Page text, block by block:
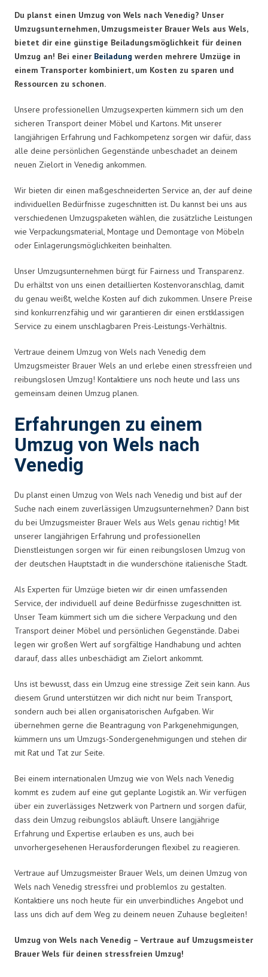
Du planst einen Umzug von Wels nach Venedig? Unser
Umzugsunternehmen, Umzugsmeister Brauer Wels aus Wels,
bietet dir eine günstige Beiladungsmöglichkeit für deinen
Umzug an! Bei einer Beiladung werden mehrere Umzüge in
einem Transporter kombiniert, um Kosten zu sparen und
Ressourcen zu schonen.
Unsere professionellen Umzugsexperten kümmern sich um den
sicheren Transport deiner Möbel und Kartons. Mit unserer
langjährigen Erfahrung und Fachkompetenz sorgen wir dafür, dass
alle deine persönlichen Gegenstände unbeschadet an deinem
neuen Zielort in Venedig ankommen.
Wir bieten dir einen maßgeschneiderten Service an, der auf deine
individuellen Bedürfnisse zugeschnitten ist. Du kannst bei uns aus
verschiedenen Umzugspaketen wählen, die zusätzliche Leistungen
wie Verpackungsmaterial, Montage und Demontage von Möbeln
oder Einlagerungsmöglichkeiten beinhalten.
Unser Umzugsunternehmen bürgt für Fairness und Transparenz.
Du erhältst von uns einen detaillierten Kostenvoranschlag, damit
du genau weißt, welche Kosten auf dich zukommen. Unsere Preise
sind konkurrenzfähig und wir garantieren dir einen erstklassigen
Service zu einem unschlagbaren Preis-Leistungs-Verhältnis.
Vertraue deinem Umzug von Wels nach Venedig dem
Umzugsmeister Brauer Wels an und erlebe einen stressfreien und
reibungslosen Umzug! Kontaktiere uns noch heute und lass uns
gemeinsam deinen Umzug planen.
Erfahrungen zu einem
Umzug von Wels nach
Venedig
Du planst einen Umzug von Wels nach Venedig und bist auf der
Suche nach einem zuverlässigen Umzugsunternehmen? Dann bist
du bei Umzugsmeister Brauer Wels aus Wels genau richtig! Mit
unserer langjährigen Erfahrung und professionellen
Dienstleistungen sorgen wir für einen reibungslosen Umzug von
der deutschen Hauptstadt in die wunderschöne italienische Stadt.
Als Experten für Umzüge bieten wir dir einen umfassenden
Service, der individuell auf deine Bedürfnisse zugeschnitten ist.
Unser Team kümmert sich um die sichere Verpackung und den
Transport deiner Möbel und persönlichen Gegenstände. Dabei
legen wir großen Wert auf sorgfältige Handhabung und achten
darauf, dass alles unbeschädigt am Zielort ankommt.
Uns ist bewusst, dass ein Umzug eine stressige Zeit sein kann. Aus
diesem Grund unterstützen wir dich nicht nur beim Transport,
sondern auch bei allen organisatorischen Aufgaben. Wir
übernehmen gerne die Beantragung von Parkgenehmigungen,
kümmern uns um Umzugs-Sondergenehmigungen und stehen dir
mit Rat und Tat zur Seite.
Bei einem internationalen Umzug wie von Wels nach Venedig
kommt es zudem auf eine gut geplante Logistik an. Wir verfügen
über ein zuverlässiges Netzwerk von Partnern und sorgen dafür,
dass dein Umzug reibungslos abläuft. Unsere langjährige
Erfahrung und Expertise erlauben es uns, auch bei
unvorhergesehenen Herausforderungen flexibel zu reagieren.
Vertraue auf Umzugsmeister Brauer Wels, um deinen Umzug von
Wels nach Venedig stressfrei und problemlos zu gestalten.
Kontaktiere uns noch heute für ein unverbindliches Angebot und
lass uns dich auf dem Weg zu deinem neuen Zuhause begleiten!
Umzug von Wels nach Venedig – Vertraue auf Umzugsmeister
Brauer Wels für deinen stressfreien Umzug!